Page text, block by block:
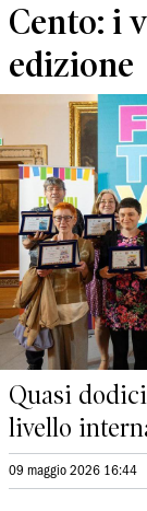
Cento: i
edizione
Quasi
livello
09 maggio 2026 16:44